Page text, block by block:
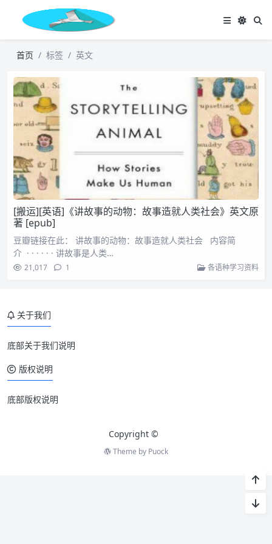
首页 标签 英文
[搬运][英语]《讲故事的动物：故事造就人类社会》英文原
著 [epub]
豆瓣链接在此： 讲故事的动物：故事造就人类社会 内容简
介 · · · · · · 讲故事是人类…
21,017 1 各语种学习资料
关于我们
底部关于我们说明
版权说明
底部版权说明
Copyright ©
Theme by Puock